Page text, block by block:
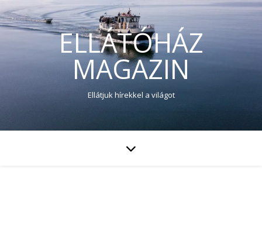
ELLÁTÓHÁZ
MAGAZIN
Ellátjuk hírekkel a világot